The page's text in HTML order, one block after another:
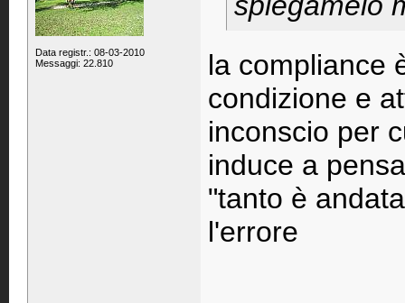
Data registr.: 08-03-2010
Messaggi: 22.810
la compliance
condizione e
inconscio per
induce a
"tanto è
l'errore